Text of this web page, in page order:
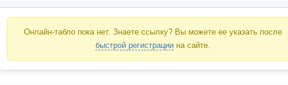
Онлайн-табло пока нет. Знаете ссылку? Вы можете ее указать после
быстрой регистрациина сайте.